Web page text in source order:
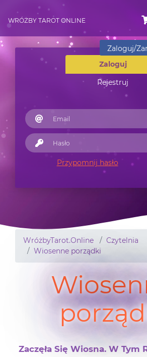
WRÓŻBY TAROT ONLINE
Zaloguj
Rejestruj
Zaloguj/
Przypomnij hasło
WróżbyTarot.Online
Czytelnia
Wiosenne porządki
Zaczęła Się Wiosna. W Tym